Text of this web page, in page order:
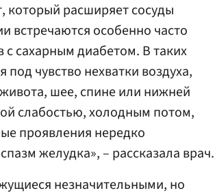
который расширяет сосуды
встречаются особенно часто
сахарным диабетом. В таких
чувство нехватки воздуха,
шее, спине или нижней
слабостью, холодным потом,
проявления нередко
желудка», – рассказала врач.
незначительными, но